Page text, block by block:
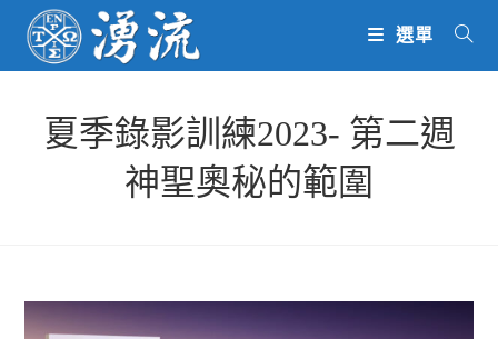
content
選單
夏季錄影訓練2023- 第二週
神聖奧秘的範圍